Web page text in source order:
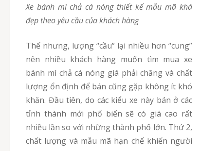
xe bánh mì chả cá nóng thiết kế mẫu mã khá
đẹp theo yêu cầu của khách hàng
Thế nhưng, lượng “cầu” lại nhiều hơn “cung”
nên nhiều khách hàng muốn tìm mua xe
bánh mì chả cá nóng giá phải chăng và chất
lượng ổn định để bán cũng gặp không ít khó
khăn. Đầu tiên, do các kiểu xe này bán ở các
tỉnh thành mới phổ biến sẽ có giá cao rất
nhiều lần so với những thành phố lớn. Thứ 2,
chất lượng và mẫu mã hạn chế khiến người